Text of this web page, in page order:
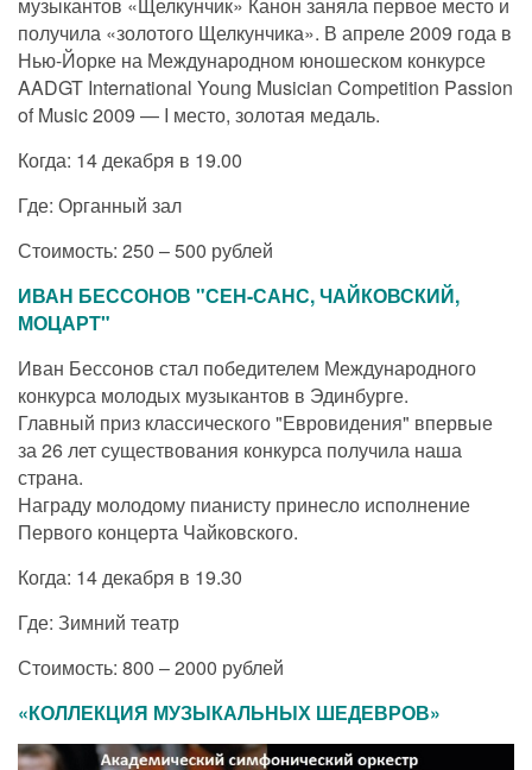
музыкантов «Щелкунчик» Канон заняла первое место и
получила «золотого Щелкунчика». В апреле 2009 года в
Нью-Йорке на Международном юношеском конкурсе
AADGT International Young Musician Competition Passion
of Music 2009 — I место, золотая медаль.
Когда: 14 декабря в 19.00
Где: Органный зал
Стоимость: 250 – 500 рублей
ИВАН БЕССОНОВ "СЕН-САНС, ЧАЙКОВСКИЙ,
МОЦАРТ"
Иван Бессонов стал победителем Международного
конкурса молодых музыкантов в Эдинбурге.
Главный приз классического "Евровидения" впервые
за 26 лет существования конкурса получила наша
страна.
Награду молодому пианисту принесло исполнение
Первого концерта Чайковского.
Когда: 14 декабря в 19.30
Где: Зимний театр
Стоимость: 800 – 2000 рублей
«КОЛЛЕКЦИЯ МУЗЫКАЛЬНЫХ ШЕДЕВРОВ»